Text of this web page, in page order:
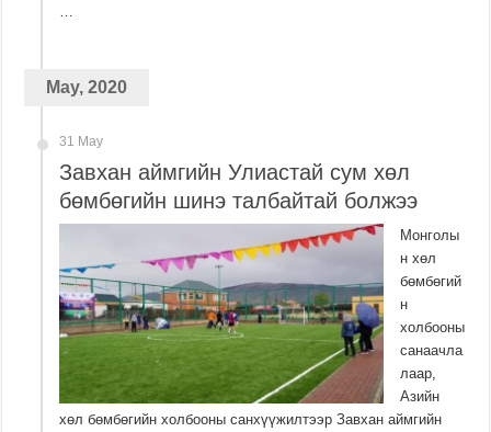
May, 2020
31 May
Завхан аймгийн Улиастай сум хөл
бөмбөгийн шинэ талбайтай болжээ
Монголы
н хөл
бөмбөгий
н
холбооны
санаачла
лаар,
Азийн
хөл бөмбөгийн холбооны санхүүжилтээр Завхан аймгийн